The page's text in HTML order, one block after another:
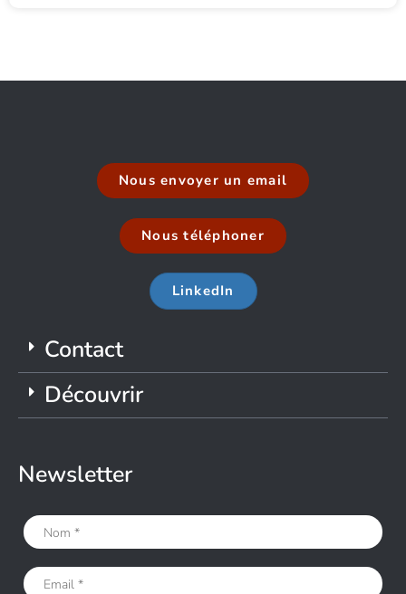
Nous envoyer un email
Nous téléphoner
LinkedIn
Contact
Découvrir
Newsletter